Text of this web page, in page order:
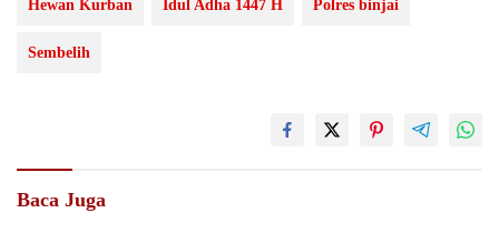
Hewan Kurban Idul Adha 1447 H Polres binjai
Sembelih
Baca Juga